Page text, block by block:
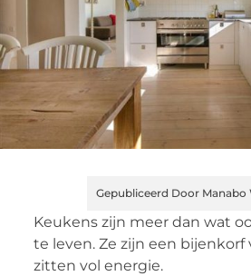
Gepubliceerd Door Manabo
Keukens zijn meer dan wat
te leven. Ze zijn een
zitten vol energie.